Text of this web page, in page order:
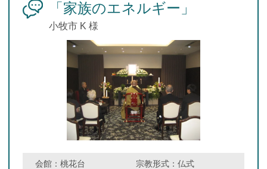
「家族のエネルギー」
小牧市 K 様
会館：桃花台 宗教形式： 仏式